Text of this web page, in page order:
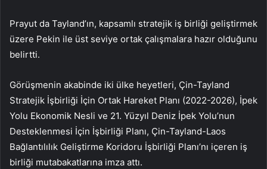
Prayut da Tayland’ın, kapsamlı stratejik iş birliği geliştirmek
üzere Pekin ile üst seviye ortak çalışmalara hazır olduğunu
belirtti.
Görüşmenin akabinde iki ülke heyetleri, Çin-Tayland
Stratejik İşbirliği İçin Ortak Hareket Planı (2022-2026), İpek
Yolu Ekonomik Nesli ve 21. Yüzyıl Deniz İpek Yolu’nun
Desteklenmesi İçin İşbirliği Planı, Çin-Tayland-Laos
Bağlantılılık Geliştirme Koridoru İşbirliği Planı’nı içeren iş
birliği mutabakatlarına imza attı.